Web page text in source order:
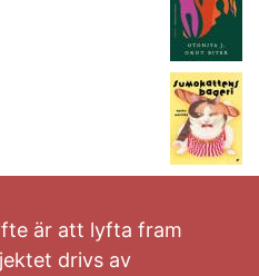
är att lyfta fram
drivs av